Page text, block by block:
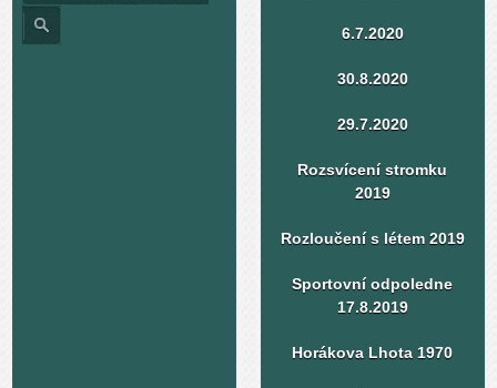
6.7.2020
30.8.2020
29.7.2020
Rozsvícení stromku
2019
Rozloučení s létem 2019
Sportovní odpoledne
17.8.2019
Horákova Lhota 1970